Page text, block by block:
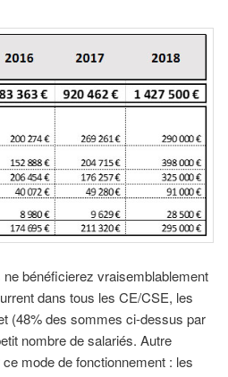
bénéficierez vraisemblablement
dans tous les CE/CSE, les
(48% des sommes ci-dessus par
nombre de salariés. Autre
mode de fonctionnement : les